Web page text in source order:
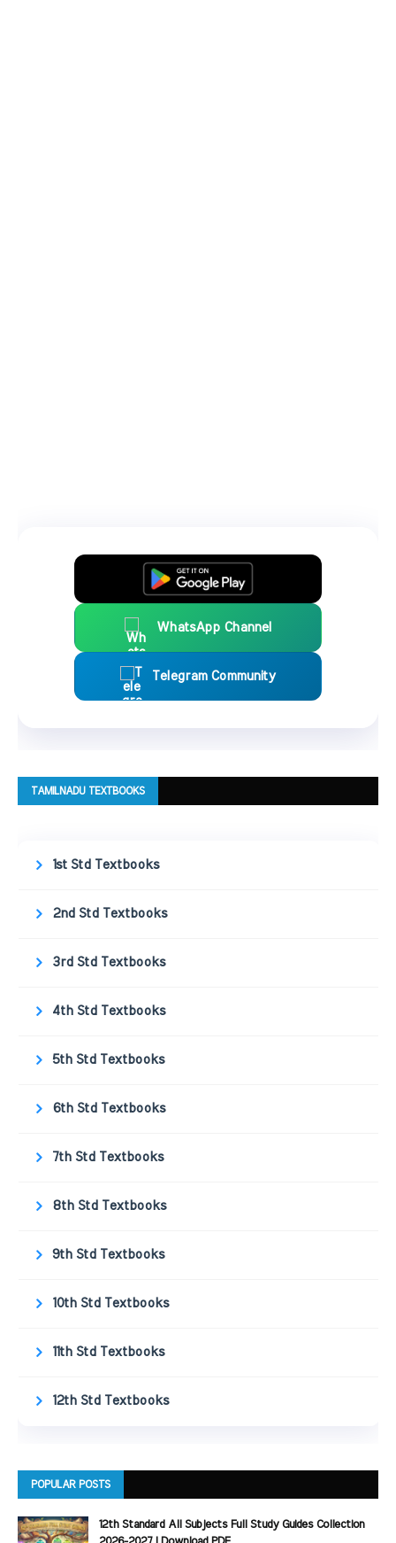
WhatsApp Channel
Telegram Community
TAMILNADU TEXTBOOKS
1st Std Textbooks
2nd Std Textbooks
3rd Std Textbooks
4th Std Textbooks
5th Std Textbooks
6th Std Textbooks
7th Std Textbooks
8th Std Textbooks
9th Std Textbooks
10th Std Textbooks
11th Std Textbooks
12th Std Textbooks
POPULAR POSTS
12th Standard All Subjects Full Study Guides Collection